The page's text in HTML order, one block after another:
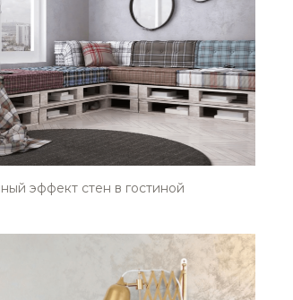
эффект стен в гостиной